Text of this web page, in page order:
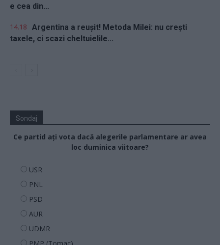
e cea din...
14.18 Argentina a reușit! Metoda Milei: nu crești
taxele, ci scazi cheltuielile...
Sondaj
Ce partid ați vota dacă alegerile parlamentare ar avea
loc duminica viitoare?
USR
PNL
PSD
AUR
UDMR
PMP (Tomac)